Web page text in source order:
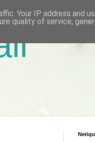
Your IP address and
quality of service,